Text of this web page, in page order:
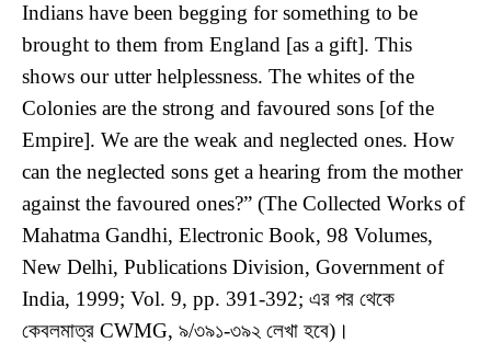
Indians have been begging for something to be
brought to them from England [as a gift]. This
shows our utter helplessness. The whites of the
Colonies are the strong and favoured sons [of the
Empire]. We are the weak and neglected ones. How
can the neglected sons get a hearing from the mother
against the favoured ones?” (The Collected Works of
Mahatma Gandhi, Electronic Book, 98 Volumes,
New Delhi, Publications Division, Government of
India, 1999; Vol. 9, pp. 391-392; এর পর থেকে
কেবলমাত্র CWMG, ৯/৩৯১-৩৯২ লেখা হবে)।